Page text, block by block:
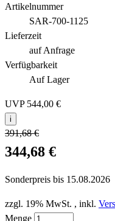
Artikelnummer
SAR-700-1125
Lieferzeit
auf Anfrage
Verfügbarkeit
Auf Lager
UVP 544,00 €
i
391,68 €
344,68 €
Sonderpreis bis 15.08.2026
zzgl. 19% MwSt. , inkl.
Menge